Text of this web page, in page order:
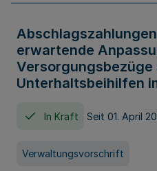
erwartende
Versorgungsbezüge
Unterhaltsbeihilfen
In Kraft Seit 01. April
Verwaltungsvorschrift